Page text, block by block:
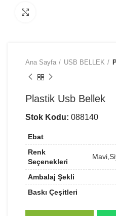
Ana Sayfa USB BELLEK
Plastik Usb Bellek
Stok Kodu: 088140
Ebat
Renk
Seçenekleri
Ambalaj Şekli
Baskı Çeşitleri